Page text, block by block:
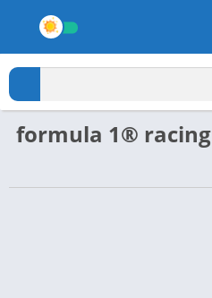
ضع الكلمة المناسبة: formula 1® racing